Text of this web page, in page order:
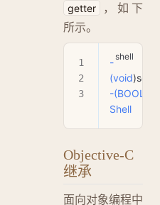
getter
，如下
所示。
-
(void
-(BOOL
Shell
Objective-C
继承
面向对象编程中